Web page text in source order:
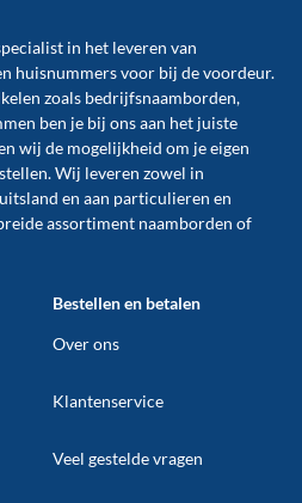
in het leveren van
huisnummers voor bij devoordeur.
zoals bedrijfsnaamborden,
ben je bij ons aan het juiste
wij de mogelijkheid om je eigen
. Wij leveren zowel in
en aan particulieren en
assortiment naamborden of
Bestellen en betalen
Over ons
Klantenservice
Veel gestelde vragen